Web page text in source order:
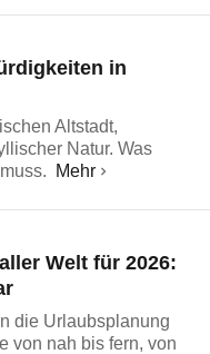
in
Altstadt,
Natur. Was
Mehr
Welt für 2026:
die Urlaubsplanung
von nah bis fern, von